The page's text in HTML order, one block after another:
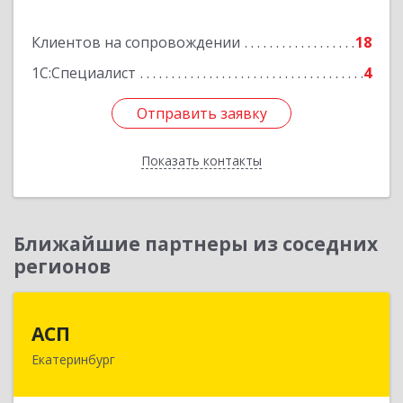
Клиентов на сопровождении
18
1С:Специалист
4
Отправить заявку
Показать контакты
Подробнее
Отправить заявку
Назад
Ближайшие партнеры из соседних
регионов
АСП
Екатеринбург
620075, Свердловская обл, Екатеринбург г,